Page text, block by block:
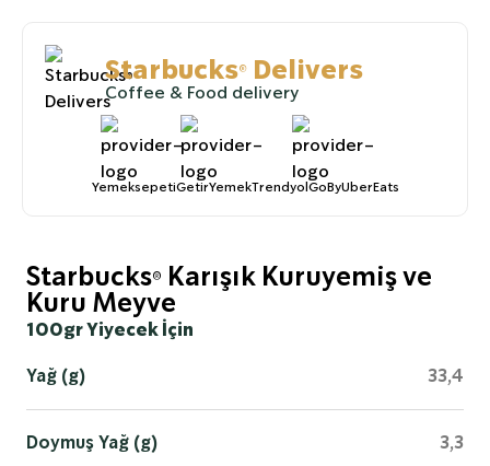
Starbucks® Delivers
Coffee & Food delivery
YemeksepetiGetirYemekTrendyolGoByUberEats
Starbucks® Karışık Kuruyemiş ve
Kuru Meyve
100gr Yiyecek İçin
Yağ (g)
33,4
Doymuş Yağ (g) 3,3